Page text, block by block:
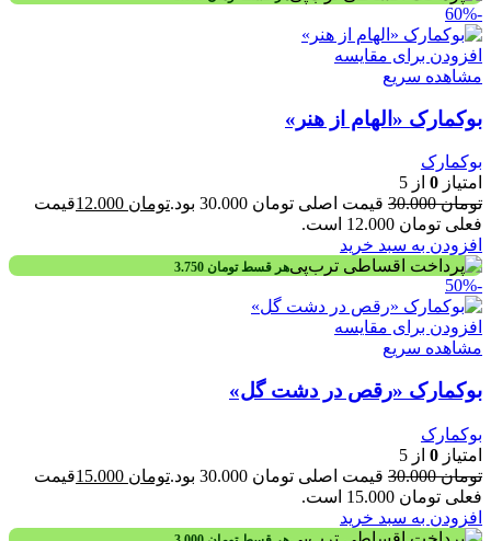
-60%
افزودن برای مقایسه
مشاهده سریع
بوکمارک «الهام از هنر»
بوکمارک
امتیاز 0 از 5
تومان30.000 قیمت اصلی تومان 30.000 بود. تومان
قیمت
فعلی تومان 12.000 است.
افزودن به سبد خرید
هر قسطتومان
-50%
افزودن برای مقایسه
مشاهده سریع
بوکمارک «رقص در دشت گل»
بوکمارک
امتیاز 0 از 5
تومان30.000 قیمت اصلی تومان 30.000 بود. تومان
قیمت
فعلی تومان 15.000 است.
افزودن به سبد خرید